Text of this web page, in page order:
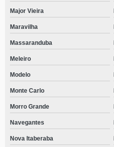
Major Vieira
Maravilha
Massaranduba
Meleiro
Modelo
Monte Carlo
Morro Grande
Navegantes
Nova Itaberaba